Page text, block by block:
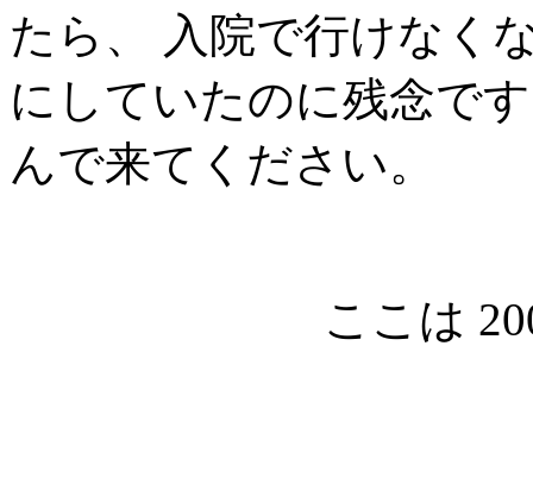
たら、 入院で行けなく
にしていたのに残念で
んで来てください。
ここは